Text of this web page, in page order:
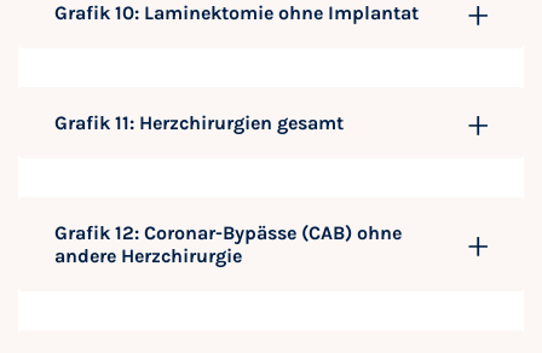
Grafik 10: Laminektomie ohne Implantat
Grafik 11: Herzchirurgien gesamt
Grafik 12: Coronar-Bypässe (CAB) ohne
andere Herzchirurgie